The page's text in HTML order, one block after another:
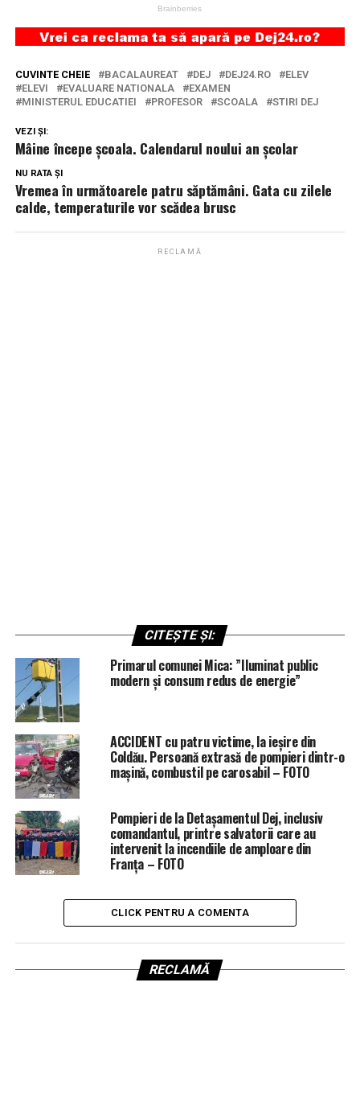
CUVINTE CHEIE BACALAUREAT DEJ DEJ24.RO
ELEV
ELEVI
EVALUARE NATIONALA
EXAMEN
MINISTERUL EDUCATIEI
PROFESOR SCOALA STIRI DEJ
VEZI ȘI:
Mâine începe școala. Calendarul noului an școlar
NU RATA ȘI
Vremea în următoarele patru săptămâni. Gata cu zilele
calde, temperaturile vor scădea brusc
RECLAMĂ
CITEȘTE ȘI:
Primarul comunei Mica: ”Iluminat public
modern și consum redus de energie”
ACCIDENT cu patru victime, la ieșire din
Coldău. Persoană extrasă de pompieri dintr-o
mașină, combustil pe carosabil – FOTO
Pompieri de la Detașamentul Dej, inclusiv
comandantul, printre salvatorii care au
intervenit la incendiile de amploare din
Franța – FOTO
CLICK PENTRU A COMENTA
RECLAMĂ